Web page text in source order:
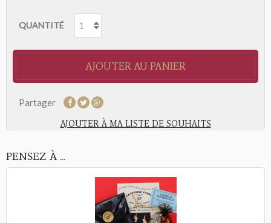
QUANTITÉ
AJOUTER AU PANIER
Partager
AJOUTER À MA LISTE DE SOUHAITS
PENSEZ À ...